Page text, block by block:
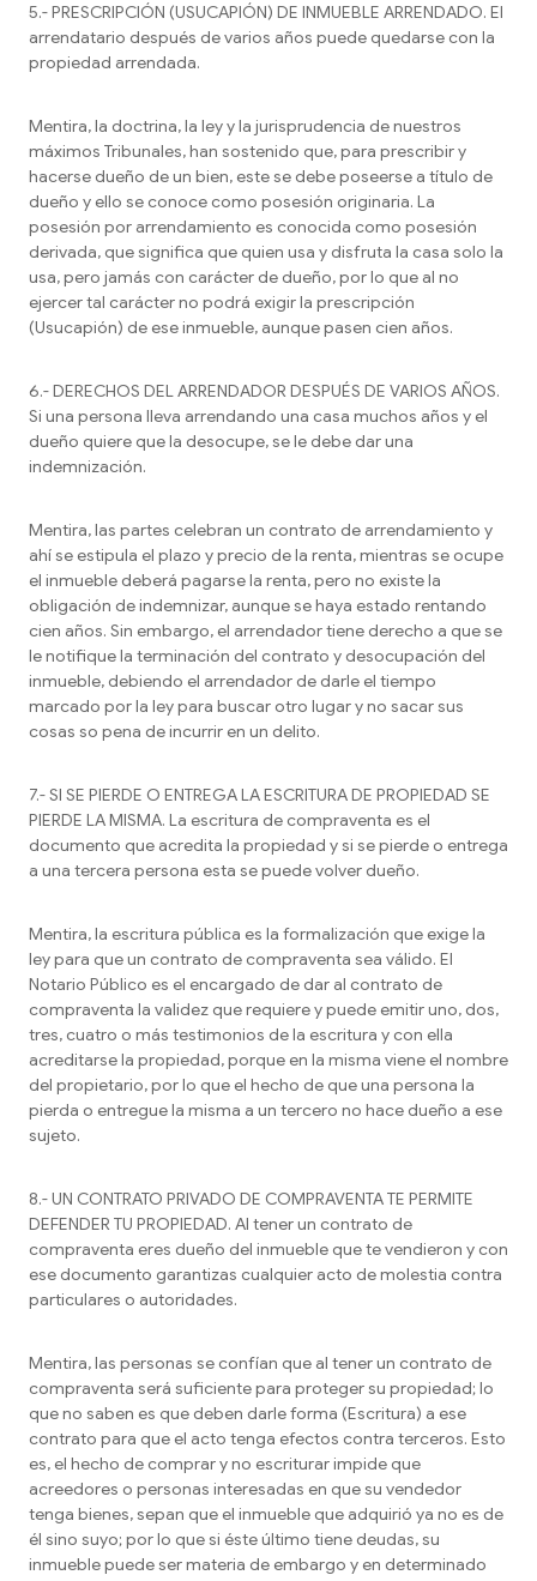
5.- PRESCRIPCIÓN (USUCAPIÓN) DE INMUEBLE ARRENDADO. El
arrendatario después de varios años puede quedarse con la
propiedad arrendada.
Mentira, la doctrina, la ley y la jurisprudencia de nuestros
máximos Tribunales, han sostenido que, para prescribir y
hacerse dueño de un bien, este se debe poseerse a título de
dueño y ello se conoce como posesión originaria. La
posesión por arrendamiento es conocida como posesión
derivada, que significa que quien usa y disfruta la casa solo la
usa, pero jamás con carácter de dueño, por lo que al no
ejercer tal carácter no podrá exigir la prescripción
(Usucapión) de ese inmueble, aunque pasen cien años.
6.- DERECHOS DEL ARRENDADOR DESPUÉS DE VARIOS AÑOS.
Si una persona lleva arrendando una casa muchos años y el
dueño quiere que la desocupe, se le debe dar una
indemnización.
Mentira, las partes celebran un contrato de arrendamiento y
ahí se estipula el plazo y precio de la renta, mientras se ocupe
el inmueble deberá pagarse la renta, pero no existe la
obligación de indemnizar, aunque se haya estado rentando
cien años. Sin embargo, el arrendador tiene derecho a que se
le notifique la terminación del contrato y desocupación del
inmueble, debiendo el arrendador de darle el tiempo
marcado por la ley para buscar otro lugar y no sacar sus
cosas so pena de incurrir en un delito.
7.- SI SE PIERDE O ENTREGA LA ESCRITURA DE PROPIEDAD SE
PIERDE LA MISMA. La escritura de compraventa es el
documento que acredita la propiedad y si se pierde o entrega
a una tercera persona esta se puede volver dueño.
Mentira, la escritura pública es la formalización que exige la
ley para que un contrato de compraventa sea válido. El
Notario Público es el encargado de dar al contrato de
compraventa la validez que requiere y puede emitir uno, dos,
tres, cuatro o más testimonios de la escritura y con ella
acreditarse la propiedad, porque en la misma viene el nombre
del propietario, por lo que el hecho de que una persona la
pierda o entregue la misma a un tercero no hace dueño a ese
sujeto.
8.- UN CONTRATO PRIVADO DE COMPRAVENTA TE PERMITE
DEFENDER TU PROPIEDAD. Al tener un contrato de
compraventa eres dueño del inmueble que te vendieron y con
ese documento garantizas cualquier acto de molestia contra
particulares o autoridades.
Mentira, las personas se confían que al tener un contrato de
compraventa será suficiente para proteger su propiedad; lo
que no saben es que deben darle forma (Escritura) a ese
contrato para que el acto tenga efectos contra terceros. Esto
es, el hecho de comprar y no escriturar impide que
acreedores o personas interesadas en que su vendedor
tenga bienes, sepan que el inmueble que adquirió ya no es de
él sino suyo; por lo que si éste último tiene deudas, su
inmueble puede ser materia de embargo y en determinado